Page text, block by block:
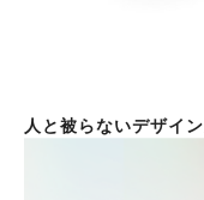
人と被らないデザイ